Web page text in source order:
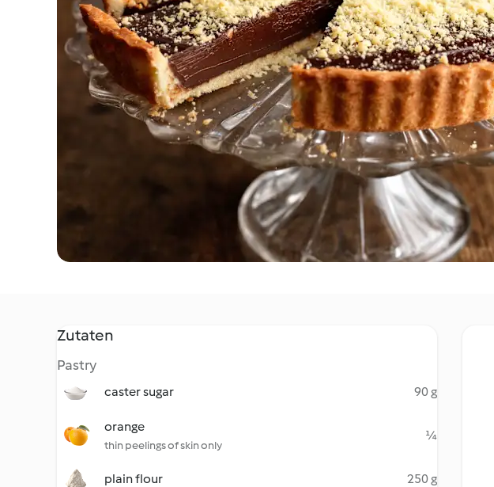
Zutaten
Pastry
caster sugar 90 g
orange
thin peelings of skin only
¼
plain flour 250 g